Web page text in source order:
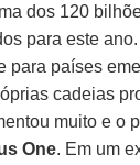
dos 120
para este
para países
cadeias
muito e o
One. Em um